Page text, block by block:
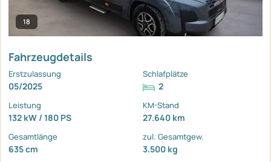
18
Fahrzeugdetails
Erstzulassung
05/2025
Schlafplätze
2
Leistung
132 kW / 180 PS
KM-Stand
27.640 km
Gesamtlänge
635 cm
zul. Gesamtgew.
3.500 kg